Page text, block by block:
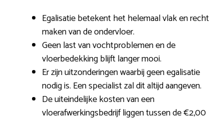
Egalisatie betekent het helemaal vlak en recht
maken van de ondervloer.
Geen last van vochtproblemen en de
vloerbedekking blijft langer mooi.
Er zijn uitzonderingen waarbij geen egalisatie
nodig is. Een specialist zal dit altijd aangeven.
De uiteindelijke kosten van een
vloerafwerkingsbedrijf liggen tussen de €2,00